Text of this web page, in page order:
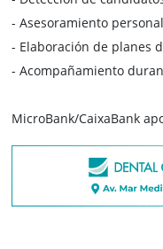
- Asesoramiento
- Elaboración de planes
- Acompañamiento
MicroBank/CaixaBank